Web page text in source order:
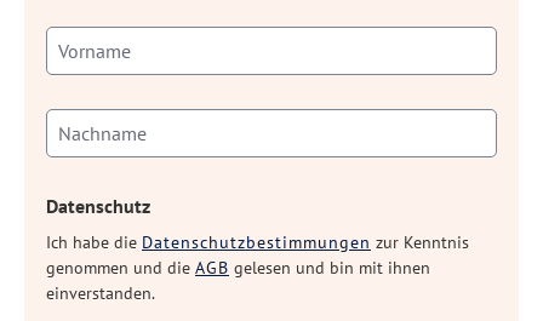
Datenschutz
Ich habe die Datenschutzbestimmungen zur Kenntnis
genommen und die AGB gelesen und bin mit ihnen
einverstanden.